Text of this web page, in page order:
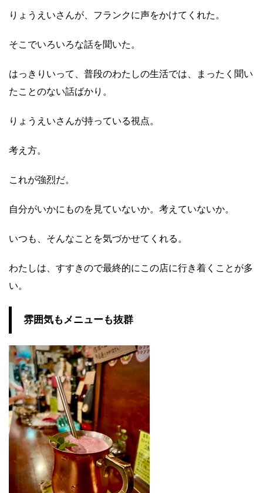
りょうえいさんが、フランクに声をかけてくれた。
そこでいろいろな話を聞いた。
はっきりいって、普段のわたしの生活では、まったく聞い
たことのない話ばかり。
りょうえいさんが持っている視点。
考え方。
これが強烈だ。
自分がいかにものを見ていないか。考えていないか。
いつも、そんなことを気づかせてくれる。
わたしは、すすきので最終的にこの店に行き着くことが多
い。
雰囲気もメニューも抜群